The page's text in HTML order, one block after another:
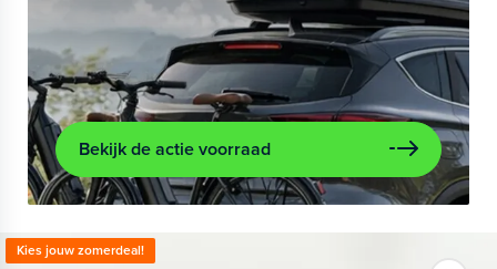
Bekijk de actie voorraad
Kies jouw zomerdeal!